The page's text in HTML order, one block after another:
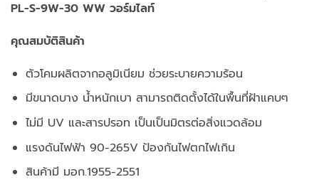
PL-S-9W-30 WW วอร์มไลท์
คุณสมบัติสินค้า
ตัวโคมผลิตจากอลูมิเนียม ช่วยระบายความร้อน
มีขนาดบาง น้ำหนักเบา สามารถติดตั้งได้ในพื้นที่ฝ้าแคบๆ
ไม่มี UV และสารปรอท เป็นเป็นมิตรต่อสิ่งแวดล้อม
แรงดันไฟฟ้า 90-265V ป้องกันไฟตกไฟเกิน
สินค้ามี มอก.1955-2551